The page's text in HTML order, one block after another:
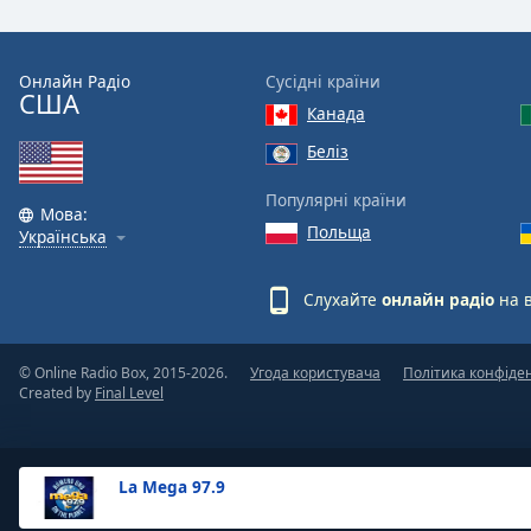
Text
Opacity
Background
La Mega 97.9
Онлайн Радіо
США
Мова:
Українська
Сусідні країни
Канада
Беліз
Популярні країни
Польща
Слухайте онлайн радіо на
© Online Radio Box, 2015-2026.
Created by Final Level
Угода користувача Політика